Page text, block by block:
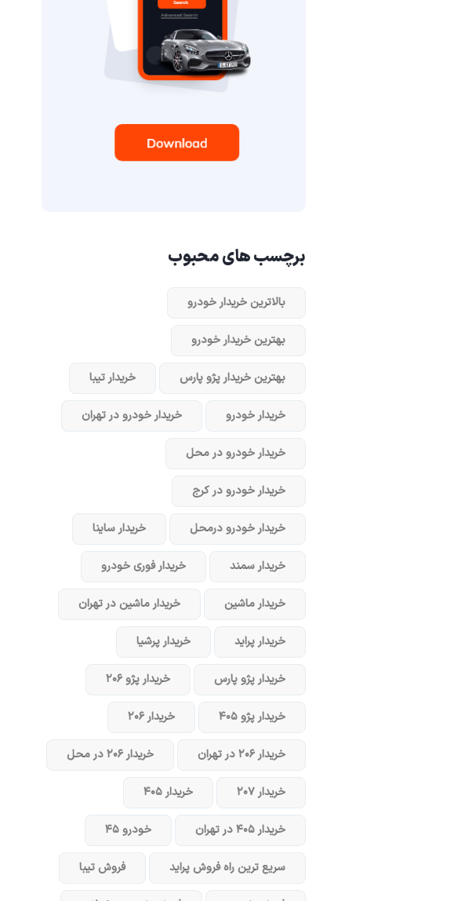
برچسب های محبوب
بالاترین خریدار خودرو
بهترین خریدار خودرو
بهترین خریدار پژو پارس خریدار تیبا
خریدار خودرو خریدار خودرو در تهران
خریدار خودرو در محل
خریدار خودرو در کرج
خریدار خودرو در‌محل خریدار ساینا
خریدار سمند خریدار فوری خودرو
خریدار ماشین خریدار ماشین در تهران
خریدار پراید خریدار پرشیا
خریدار پژو پارس خریدار پژو ۲۰۶
خریدار پژو ۴۰۵ خریدار ۲۰۶
خریدار ۲۰۶ در تهران خریدار ۲۰۶ در محل
خریدار ۲۰۷ خریدار ۴۰۵
خریدار ۴۰۵ در تهران خودرو ۴۵
سریع ترین راه فروش پراید فروش تیبا